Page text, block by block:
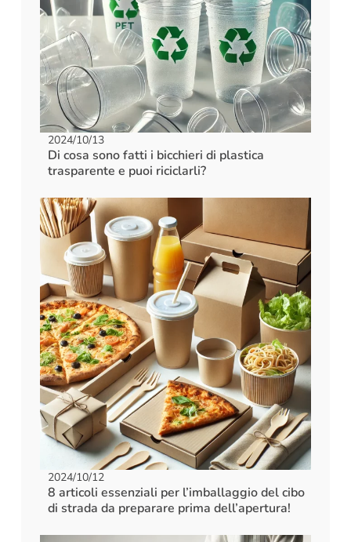
2024/10/13
Di cosa sono fatti i bicchieri di plastica
trasparente e puoi riciclarli?
2024/10/12
8 articoli essenziali per l’imballaggio del cibo
di strada da preparare prima dell’apertura!